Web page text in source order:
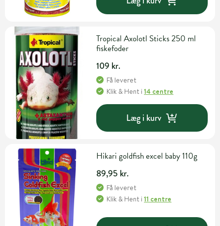
Tropical Axolotl Sticks 250 ml
fiskefoder
109 kr.
Få leveret
Klik & Hent i14 centre
Læg i kurv
Hikari goldfish excel baby 110g
89,95 kr.
Få leveret
Klik & Hent i11 centre